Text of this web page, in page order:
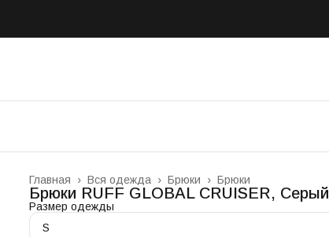
Брюки
Брюки ›
Вся одежда ›
Главная ›
Брюки RUFF GLOBAL CRUISER, Серый
Размер одежды
S